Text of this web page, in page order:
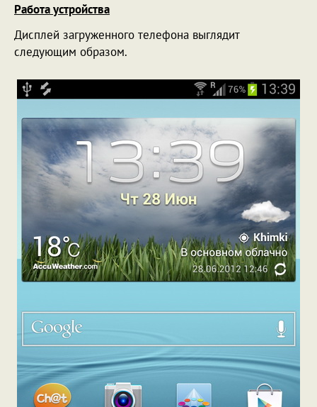
Работа устройства
Дисплей загруженного телефона выглядит
следующим образом.